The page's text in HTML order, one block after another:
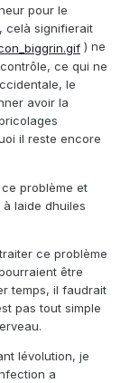
pour le
celà signifierait
) ne
ce qui ne
le
avoir la
il reste encore
problème et
laide dhuiles
ce problème
être
temps, il faudrait
pas tout simple
lévolution, je
a